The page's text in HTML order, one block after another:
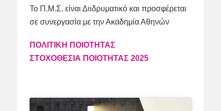
Το Π.Μ.Σ. είναι Διιδρυματικό και προσφέρεται
σε συνεργασία με την Ακαδημία Αθηνών
ΠΟΛΙΤΙΚΗ ΠΟΙΟΤΗΤΑΣ
ΣΤΟΧΟΘΕΣΙΑ ΠΟΙΟΤΗΤΑΣ 2025